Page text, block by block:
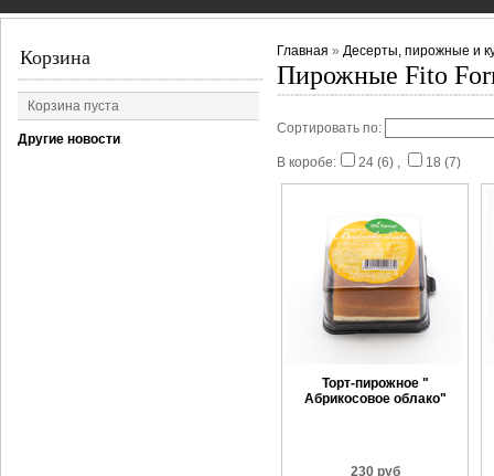
Корзина
Корзина пуста
Другие новости
Главная » Десерты, пирожные и
Пирожные Fito
Сортировать по:
В коробе: 24 (6) , 18 (7)
Торт-пирожное "
Абрикосовое облако"
230 руб